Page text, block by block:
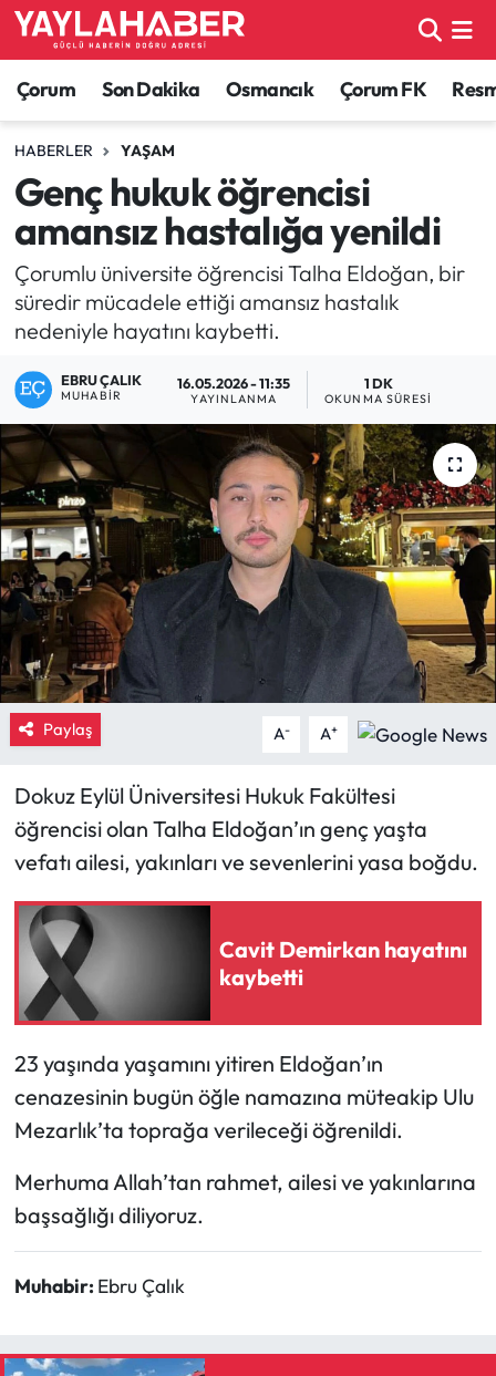
Çorum Son Dakika Osmancık Çorum FK
HABERLER YAŞAM
Genç hukuk öğrencisi
amansız hastalığa yenildi
Çorumlu üniversite öğrencisi Talha Eldoğan, bir
süredir mücadele ettiği amansız hastalık
nedeniyle hayatını kaybetti.
EBRU ÇALIK
MUHABIR
16.05.2026 - 11:35
YAYINLANMA
1 DK
OKUNMA SÜRESI
Paylaş A- A+
Dokuz Eylül Üniversitesi Hukuk Fakültesi
öğrencisi olan Talha Eldoğan’ın genç yaşta
vefatı ailesi, yakınları ve sevenlerini yasa boğdu.
Cavit Demirkan hayatını
kaybetti
23 yaşında yaşamını yitiren Eldoğan’ın
cenazesinin bugün öğle namazına müteakip Ulu
Mezarlık’ta toprağa verileceği öğrenildi.
Merhuma Allah’tan rahmet, ailesi ve yakınlarına
başsağlığı diliyoruz.
Muhabir: Ebru Çalık
Alaca Haberleri
Bayat Haberleri
Bilgi - Keşfet Haberleri
Bilim ve Teknoloji
Boğazkale Haberleri
Çorum Son Dakika Haberleri
Dodurga Haberleri
Eğitim
Ekonomi
Güncel
İskilip Haberleri
Kimdir?
Kültür Sanat
Laçin Haberleri
Magazin
Oğuzlar Haberleri
Osmancık Haberleri
Çorum Nöbetçi Eczaneler
Çorum Hava Durumu
Çorum Namaz Vakitleri
Çorum Trafik Yoğunluk Haritası
TFF 1.Lig Puan Durumu ve Fikstür
Son Dakika Haberleri
Haber Arşivi